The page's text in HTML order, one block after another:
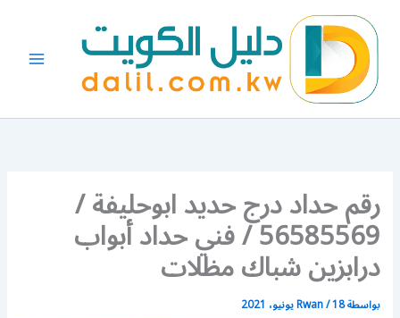
المحتوى
رقم حداد درج حديد ابوحليفة /
56585569 / فني حداد أبواب
درابزين شباك مظلات
بواسطة Rwan/18 يونيو، 2021